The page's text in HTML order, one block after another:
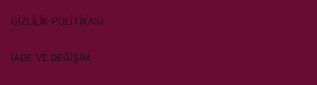
GİZLİLİK POLİTİKASI
İADE VE DEĞİŞİM